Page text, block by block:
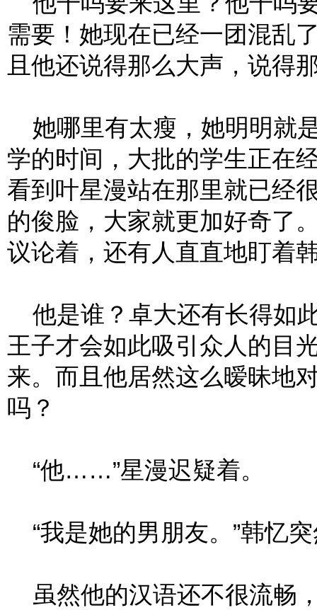
需要！她现在已经一团混乱
且他还说得那么大声，说得
她哪里有太瘦，她明明就
学的时间，大批的学生正在
看到叶星漫站在那里就已经
的俊脸，大家就更加好奇了
议论着，还有人直直地盯着
他是谁？卓大还有长得如
王子才会如此吸引众人的目
来。而且他居然这么暧昧地
吗？
“他……”星漫迟疑着。
“我是她的男朋友。”韩忆
虽然他的汉语还不很流畅